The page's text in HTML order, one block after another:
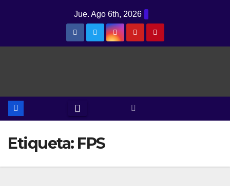
Jue. Ago 6th, 2026
Etiqueta: FPS